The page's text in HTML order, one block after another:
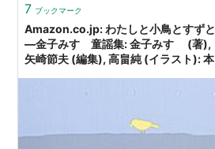
7 ブックマーク
Amazon.co.jp: わたしと小鳥とすずと
―金子みすゞ童謡集: 金子みすゞ (著),
矢崎節夫 (編集), 高畠純 (イラスト): 本